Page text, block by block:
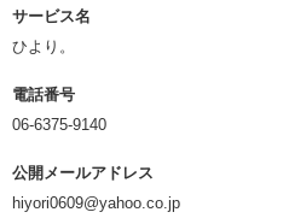
サービス名
ひより。
電話番号
06-6375-9140
公開メールアドレス
hiyori0609@yahoo.co.jp